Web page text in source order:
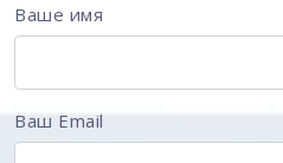
Ваше имя
Ваш Email